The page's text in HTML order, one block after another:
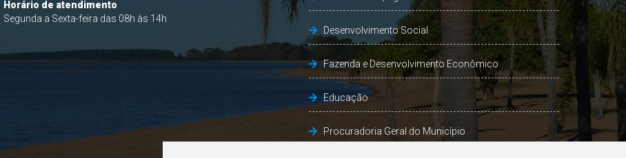
Horário de atendimento
Segunda a Sexta-feira das 08h às 14h
Desenvolvimento Social
Fazenda e Desenvolvimento Econômico
Educação
Procuradoria Geral do Município